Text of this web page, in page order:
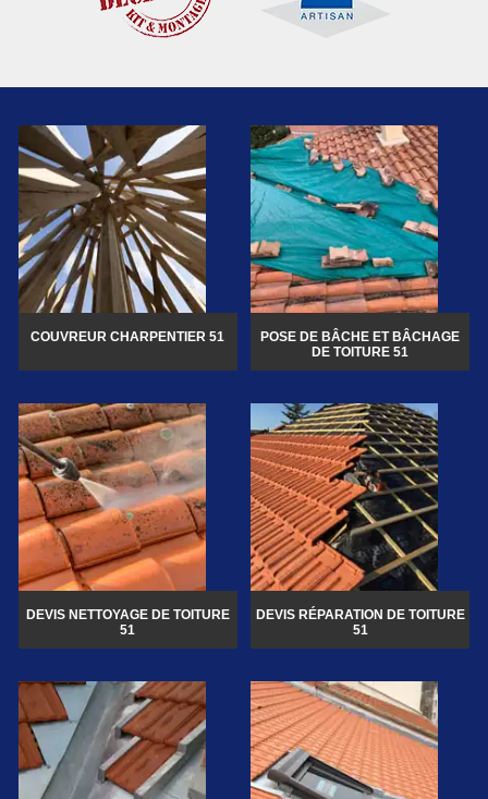
COUVREUR CHARPENTIER 51
POSE DE BÂCHE ET BÂCHAGE
DE TOITURE 51
DEVIS NETTOYAGE DE TOITURE
51
DEVIS RÉPARATION DE TOITURE
51